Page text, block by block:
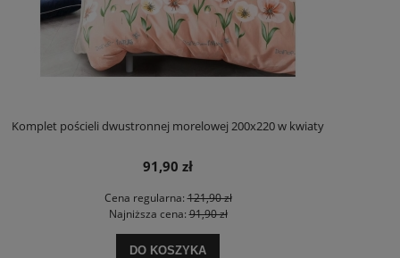
Komplet pościeli dwustronnej morelowej 200x220 w kwiaty
91,90 zł
Cena regularna:121,90 zł
Najniższa cena:91,90 zł
DO KOSZYKA